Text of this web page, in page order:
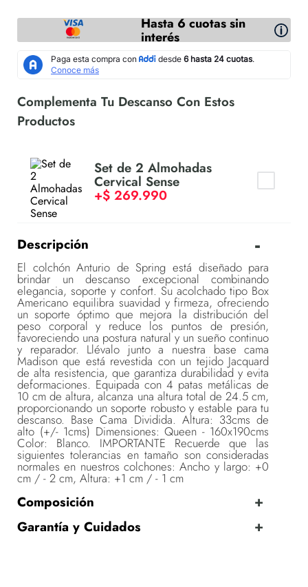
Hasta 6 cuotas sin
interés
Set de 2 Almohadas
Cervical Sense
+$ 269.990
Descripción
El colchón Anturio de Spring está diseñado para
brindar un descanso excepcional combinando
elegancia, soporte y confort. Su acolchado tipo Box
Americano equilibra suavidad y firmeza, ofreciendo
un soporte óptimo que mejora la distribución del
peso corporal y reduce los puntos de presión,
favoreciendo una postura natural y un sueño continuo
y reparador. Llévalo junto a nuestra base cama
Madison que está revestida con un tejido Jacquard
de alta resistencia, que garantiza durabilidad y evita
deformaciones. Equipada con 4 patas metálicas de
10 cm de altura, alcanza una altura total de 24.5 cm,
proporcionando un soporte robusto y estable para tu
descanso. Base Cama Dividida. Altura: 33cms de
alto (+/- 1cms) Dimensiones: Queen - 160x190cms
Color: Blanco. IMPORTANTE Recuerde que las
siguientes tolerancias en tamaño son consideradas
normales en nuestros colchones: Ancho y largo: +0
cm / - 2 cm, Altura: +1 cm / - 1 cm
Composición
Garantía y Cuidados